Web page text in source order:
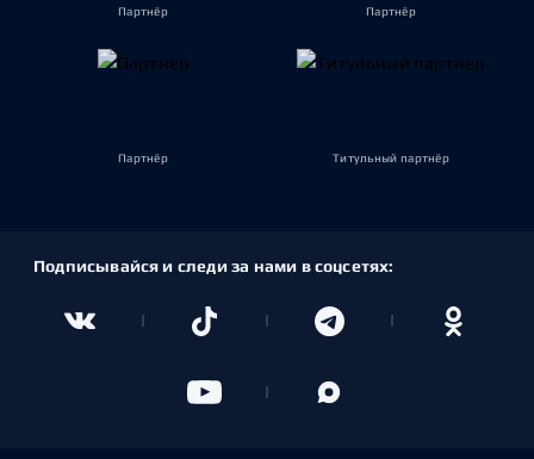
Партнёр Партнёр
Партнёр Титульный партнёр
Подписывайся и следи за нами в соцсетях: